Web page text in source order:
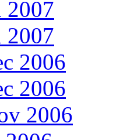
2007
2007
2006
2006
2006